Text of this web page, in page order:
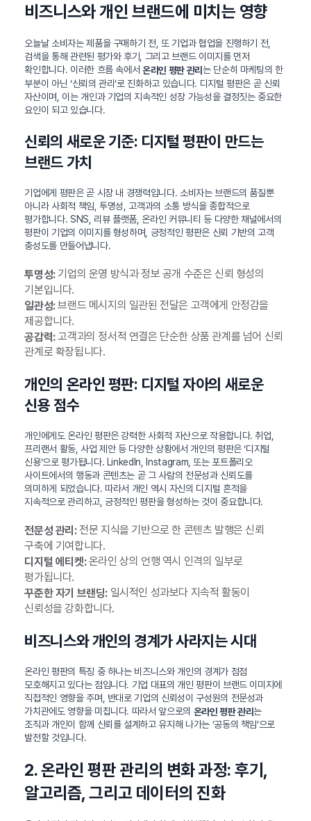
비즈니스와 개인 브랜드에 미치는 영향
오늘날 소비자는 제품을 구매하기 전, 또 기업과 협업을 진행하기 전,
검색을 통해 관련된 평가와 후기, 그리고 브랜드 이미지를 먼저
확인합니다. 이러한 흐름 속에서온라인 평판 관리 는 단순히 마케팅의 한
부분이 아닌 ‘신뢰의 관리’로 진화하고 있습니다. 디지털 평판은 곧 신뢰
자산이며, 이는 개인과 기업의 지속적인 성장 가능성을 결정짓는 중요한
요인이 되고 있습니다.
신뢰의 새로운 기준: 디지털 평판이 만드는
브랜드 가치
기업에게 평판은 곧 시장 내 경쟁력입니다. 소비자는 브랜드의 품질뿐
아니라 사회적 책임, 투명성, 고객과의 소통 방식을 종합적으로
평가합니다. SNS, 리뷰 플랫폼, 온라인 커뮤니티 등 다양한 채널에서의
평판이 기업의 이미지를 형성하며, 긍정적인 평판은 신뢰 기반의 고객
충성도를 만들어냅니다.
투명성:기업의 운영 방식과 정보 공개 수준은 신뢰 형성의
기본입니다.
일관성:브랜드 메시지의 일관된 전달은 고객에게 안정감을
제공합니다.
공감력:고객과의 정서적 연결은 단순한 상품 관계를 넘어 신뢰
관계로 확장됩니다.
개인의 온라인 평판: 디지털 자아의 새로운
신용 점수
개인에게도 온라인 평판은 강력한 사회적 자산으로 작용합니다. 취업,
프리랜서 활동, 사업 제안 등 다양한 상황에서 개인의 평판은 ‘디지털
신용’으로 평가됩니다. LinkedIn, Instagram, 또는 포트폴리오
사이트에서의 행동과 콘텐츠는 곧 그 사람의 전문성과 신뢰도를
의미하게 되었습니다. 따라서 개인 역시 자신의 디지털 흔적을
지속적으로 관리하고, 긍정적인 평판을 형성하는 것이 중요합니다.
전문성 관리:전문 지식을 기반으로 한 콘텐츠 발행은 신뢰
구축에 기여합니다.
디지털 에티켓:온라인 상의 언행 역시 인격의 일부로
평가됩니다.
꾸준한 자기 브랜딩:일시적인 성과보다 지속적 활동이
신뢰성을 강화합니다.
비즈니스와 개인의 경계가 사라지는 시대
온라인 평판의 특징 중 하나는 비즈니스와 개인의 경계가 점점
모호해지고 있다는 점입니다. 기업 대표의 개인 평판이 브랜드 이미지에
직접적인 영향을 주며, 반대로 기업의 신뢰성이 구성원의 전문성과
가치관에도 영향을 미칩니다. 따라서 앞으로의 온라인 평판 관리는
조직과 개인이 함께 신뢰를 설계하고 유지해 나가는 ‘공동의 책임’으로
발전할 것입니다.
2. 온라인 평판 관리의 변화 과정: 후기,
알고리즘, 그리고 데이터의 진화